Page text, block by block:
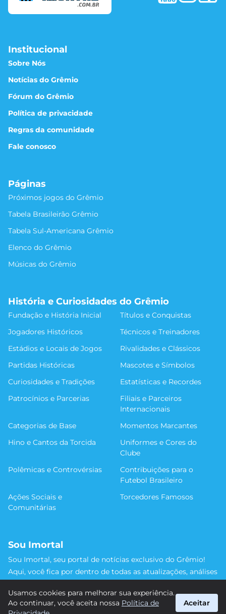
Institucional
Sobre Nós
Notícias do Grêmio
Fórum do Grêmio
Política de privacidade
Regras da comunidade
Fale conosco
Páginas
Próximos jogos do Grêmio
Tabela Brasileirão Grêmio
Tabela Sul-Americana Grêmio
Elenco do Grêmio
Músicas do Grêmio
História e Curiosidades do Grêmio
Fundação e História Inicial
Títulos e Conquistas
Jogadores Históricos
Técnicos e Treinadores
Estádios e Locais de Jogos
Rivalidades e Clássicos
Partidas Históricas
Mascotes e Símbolos
Curiosidades e Tradições
Estatísticas e Recordes
Patrocínios e Parcerias
Filiais e Parceiros
Internacionais
Categorias de Base
Momentos Marcantes
Hino e Cantos da Torcida
Uniformes e Cores do
Clube
Polêmicas e Controvérsias
Contribuições para o
Futebol Brasileiro
Ações Sociais e
Comunitárias
Torcedores Famosos
Sou Imortal
Sou Imortal, seu portal de notícias exclusivo do Grêmio!
Aqui, você fica por dentro de todas as atualizações, análises
detalhe da trajetória do nosso time rumo às vitórias!
#Grêmio #SouImortal
Usamos cookies para melhorar sua experiência.
Ao continuar, você aceita nossa Política de
Aceitar